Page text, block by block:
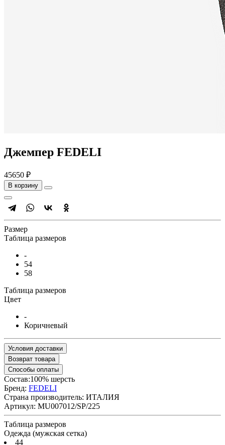
Джемпер FEDELI
45650 ₽
В корзину
Размер
Таблица размеров
-
54
58
Таблица размеров
Цвет
-
Коричневый
Условия доставки
Возврат товара
Способы оплаты
Состав:100% шерсть
Бренд: FEDELI
Страна производитель: ИТАЛИЯ
Артикул: MU007012/SP/225
Таблица размеров
Одежда (мужская сетка)
44